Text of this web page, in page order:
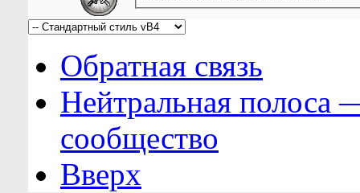
Обратная связь
Нейтральная полоса
сообщество
Вверх